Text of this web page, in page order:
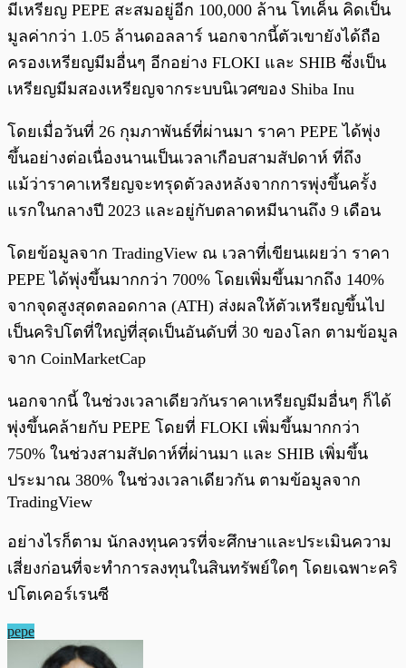
มีเหรียญ PEPE สะสมอยู่อีก 100,000 ล้าน โทเค็น คิดเป็น
มูลค่ากว่า 1.05 ล้านดอลลาร์ นอกจากนี้ตัวเขายังได้ถือ
ครองเหรียญมีมอื่นๆ อีกอย่าง FLOKI และ SHIB ซึ่งเป็น
เหรียญมีมสองเหรียญจากระบบนิเวศของ Shiba Inu
โดยเมื่อวันที่ 26 กุมภาพันธ์ที่ผ่านมา ราคา PEPE ได้พุ่ง
ขึ้นอย่างต่อเนื่องนานเป็นเวลาเกือบสามสัปดาห์ ที่ถึง
แม้ว่าราคาเหรียญจะทรุดตัวลงหลังจากการพุ่งขึ้นครั้ง
แรกในกลางปี 2023 และอยู่กับตลาดหมีนานถึง 9 เดือน
โดยข้อมูลจาก TradingView ณ เวลาที่เขียนเผยว่า ราคา
PEPE ได้พุ่งขึ้นมากกว่า 700% โดยเพิ่มขึ้นมากถึง 140%
จากจุดสูงสุดตลอดกาล (ATH) ส่งผลให้ตัวเหรียญขึ้นไป
เป็นคริปโตที่ใหญ่ที่สุดเป็นอันดับที่ 30 ของโลก ตามข้อมูล
จาก CoinMarketCap
นอกจากนี้ ในช่วงเวลาเดียวกันราคาเหรียญมีมอื่นๆ ก็ได้
พุ่งขึ้นคล้ายกับ PEPE โดยที่ FLOKI เพิ่มขึ้นมากกว่า
750% ในช่วงสามสัปดาห์ที่ผ่านมา และ SHIB เพิ่มขึ้น
ประมาณ 380% ในช่วงเวลาเดียวกัน ตามข้อมูลจาก
TradingView
อย่างไรก็ตาม นักลงทุนควรที่จะศึกษาและประเมินความ
เสี่ยงก่อนที่จะทำการลงทุนในสินทรัพย์ใดๆ โดยเฉพาะคริ
ปโตเคอร์เรนซี
pepe